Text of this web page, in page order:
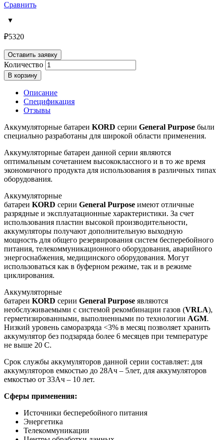
Сравнить
₽5320
Оставить заявку
Количество
В корзину
Описание
Спецификация
Отзывы
Аккумуляторные батареи KORD серии General Purpose были
специально разработаны для широкой области применения.
Аккумуляторные батареи данной серии являются
оптимальным сочетанием высококлассного и в то же время
экономичного продукта для использования в различных типах
оборудования.
Аккумуляторные
батареи KORD серии General Purpose имеют отличные
разрядные и эксплуатационные характеристики. За счет
использования пластин высокой производительности,
аккумуляторы получают дополнительную выходную
мощность для общего резервирования систем бесперебойного
питания, телекоммуникационного оборудования, аварийного
энергоснабжения, медицинского оборудования. Могут
использоваться как в буферном режиме, так и в режиме
циклирования.
Аккумуляторные
батареи KORD серии General Purpose являются
необслуживаемыми с системой рекомбинации газов (VRLA),
герметизированными, выполненными по технологии AGM.
Низкий уровень саморазряда <3% в месяц позволяет хранить
аккумулятор без подзаряда более 6 месяцев при температуре
не выше 20 С.
Срок службы аккумуляторов данной серии составляет: для
аккумуляторов емкостью до 28Ач – 5лет, для аккумуляторов
емкостью от 33Ач – 10 лет.
Сферы применения:
Источники бесперебойного питания
Энергетика
Телекоммуникации